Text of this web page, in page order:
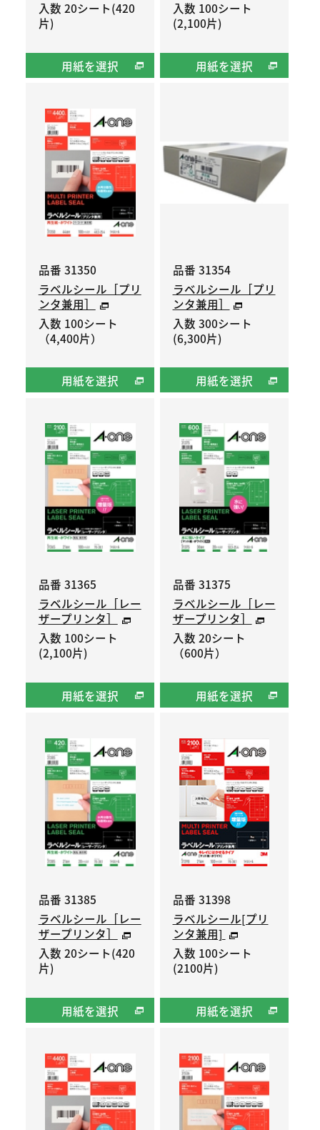
入数 20シート(420
片)
用紙を選択
入数 100シート
(2,100片)
用紙を選択
品番 31350
ラベルシール［プリ
ンタ兼用］
入数 100シート
（4,400片）
用紙を選択
品番 31354
ラベルシール［プリ
ンタ兼用］
入数 300シート
(6,300片)
用紙を選択
品番 31365
ラベルシール［レー
ザープリンタ］
入数 100シート
(2,100片)
用紙を選択
品番 31375
ラベルシール［レー
ザープリンタ］
入数 20シート
（600片）
用紙を選択
品番 31385
ラベルシール［レー
ザープリンタ］
入数 20シート(420
片)
用紙を選択
品番 31398
ラベルシール[プリ
ンタ兼用]
入数 100シート
(2100片)
用紙を選択